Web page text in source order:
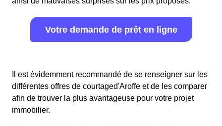
Votre demande de prêt en ligne
Il est évidemment recommandé de se renseigner sur les
différentes offres de courtaged'Aroffe et de les comparer
afin de trouver la plus avantageuse pour votre projet
immobilier.